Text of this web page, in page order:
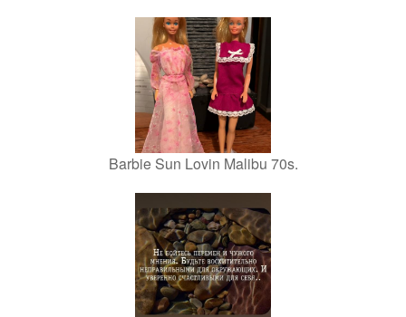
Barbie Sun Lovin Malibu 70s.